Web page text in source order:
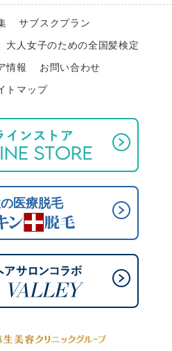
サブスクプラン
大人女子のための全国髪検定
情報
お問い合わせ
トマップ